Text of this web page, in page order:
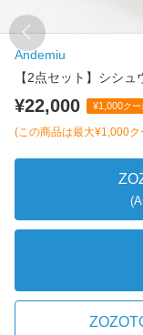
Andemiu
【2点セット】シシ
¥22,000 ¥1,000クー
(この商品は最大¥1,000ク